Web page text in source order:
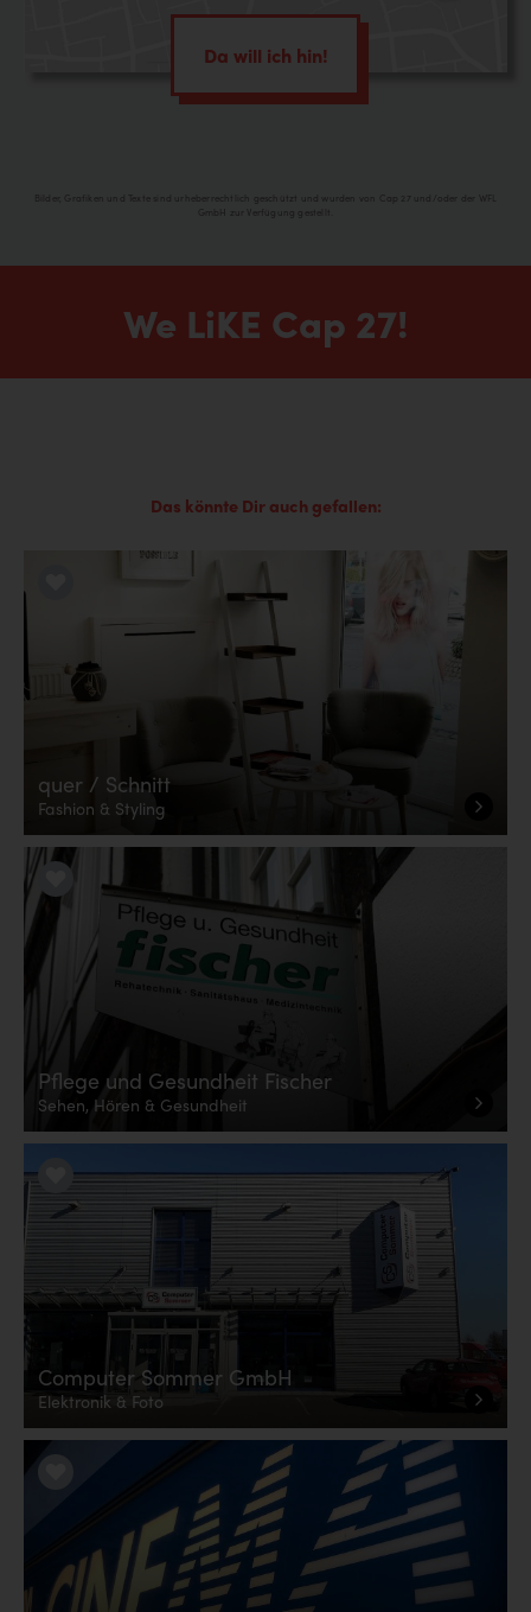
Da will ich hin!
Bilder, Grafiken und Texte sind urheberrechtlich geschützt und wurden von Cap 27 und/oder der WFL
GmbH zur Verfügung gestellt.
We LiKE Cap 27!
Das könnte Dir auch gefallen:
quer / Schnitt
Fashion & Styling
Pflege und Gesundheit Fischer
Sehen, Hören & Gesundheit
LiKE it!
Computer Sommer GmbH
Elektronik & Foto
LiKE it!